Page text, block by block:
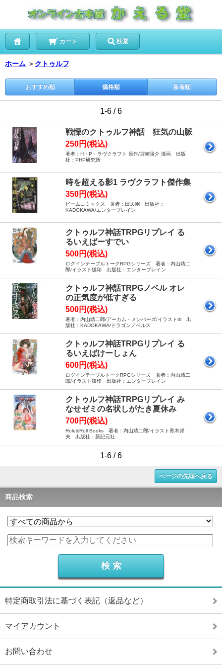
カート 検索
ホーム ＞ クトゥルフ
おすすめ順 価格順 新着順
1-6 / 6
戦慄のクトゥルフ神話 狂気の山脈
250円(税込)
著者：H・P・ラヴクラフト 原作/宮崎陽介 漫画 出版
社：PHP研究所
時を超える影1 ラヴクラフト傑作集
350円(税込)
ビームコミックス 著者：田辺剛 出版社：
KADOKAWA/エンターブレイン
クトゥルフ神話TRPGリプレイ る
るいえばーすでい
500円(税込)
ログインテーブルトークRPGシリーズ 著者：内山靖二
郎/イラスト狐印 出版社：エンターブレイン
クトゥルフ神話TRPGノベル オレ
の正気度が低すぎる
500円(税込)
著者：内山靖二郎/アーカム・メンバーズ/イラストttl 出
版社：KADOKAWA/ドラゴンノベルス
クトゥルフ神話TRPGリプレイ る
るいえばけーしょん
600円(税込)
ログインテーブルトークRPGシリーズ 著者：内山靖二
郎/イラスト狐印 出版社：エンターブレイン
クトゥルフ神話TRPGリプレイ み
なせゼミの名状しがたき夏休み
700円(税込)
Role&Roll Books 著者：内山靖二郎/イラスト青木邦
夫 出版社：新紀元社
1-6 / 6
ページの先頭へ戻る
商品検索
特定商取引法に基づく表記（返品など）
マイアカウント
お問い合わせ